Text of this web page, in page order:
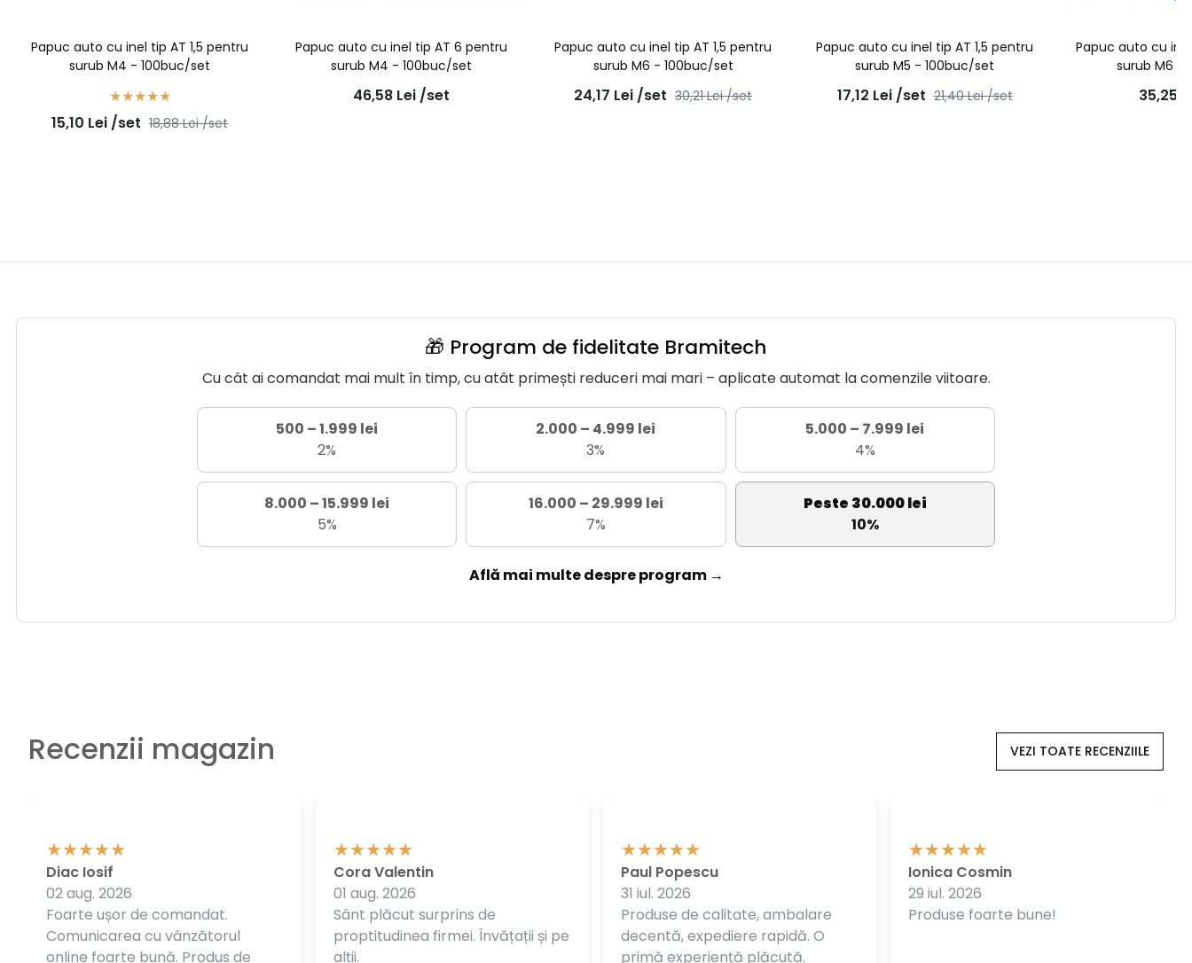
Papuc auto cu inel tip AT 1,5 pentru
surub M4 - 100buc/set
15,10 Lei /set 18,88Lei /set
Papuc auto cu inel tip AT 6 pentru
surub M4 - 100buc/set
46,58 Lei /set
Papuc auto cu inel tip AT 1,5 pentru
surub M6 - 100buc/set
24,17 Lei /set 30,21Lei /set
Papuc auto cu inel tip AT 1,5 pentru
surub M5 - 100buc/set
17,12 Lei /set 21,40Lei /set
Papuc auto cu
surub M6 -
35,25
🎁 Program de fidelitate Bramitech
Cu cât ai comandat mai mult în timp, cu atât primești reduceri mai mari – aplicate automat la comenzile viitoare.
500 – 1.999 lei
2%
2.000 – 4.999 lei
3%
5.000 – 7.999 lei
4%
8.000 – 15.999 lei
5%
16.000 – 29.999 lei
7%
Peste 30.000 lei
10%
Află mai multe despre program →
Recenzii magazin VEZI TOATE RECENZIILE
Foarte ușor de comandat.
Comunicarea cu vânzătorul
online foarte bună. Produs de
Diac Iosif
02 aug. 2026
Sânt plăcut surprins de
proptitudinea firmei. Învățații și pe
alții.
Cora Valentin
01 aug. 2026
Produse de calitate, ambalare
decentă, expediere rapidă. O
primă experiență plăcută.
Paul Popescu
31 iul. 2026
Produse foarte bune!
Ionica Cosmin
29 iul. 2026